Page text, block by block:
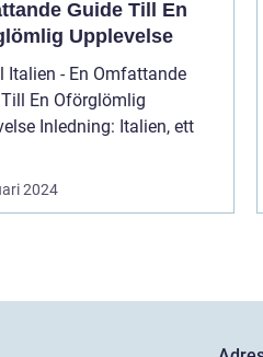
Guide Till En
Upplevelse
Italien - En Omfattande
En Oförglömlig
Italien, ett
2024